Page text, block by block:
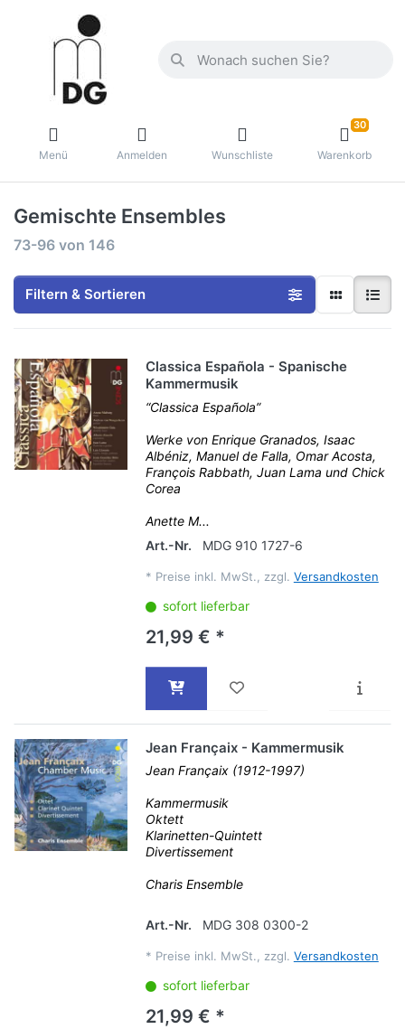
Menü Anmelden Wunschliste
30
Warenkorb
Gemischte Ensembles
73-96 von 146
Filtern & Sortieren
Classica Española - Spanische
Kammermusik
“Classica Española”
Werke von Enrique Granados, Isaac
Albéniz, Manuel de Falla, Omar Acosta,
François Rabbath, Juan Lama und Chick
Corea
Anette M...
Art.-Nr.
MDG 910 1727-6
* Preise inkl. MwSt., zzgl. Versandkosten
sofort lieferbar
21,99 € *
Jean Françaix - Kammermusik
Jean Françaix (1912-1997)
Kammermusik
Oktett
Klarinetten-Quintett
Divertissement
Charis Ensemble
Art.-Nr. MDG 308 0300-2
* Preise inkl. MwSt., zzgl. Versandkosten
sofort lieferbar
21,99 € *